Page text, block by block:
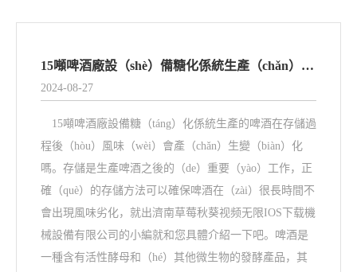
15噸啤酒廠設（shè）備糖化係統生產（chǎn）的（de）啤酒在存儲過程後風味會產生變化嗎
2024-08-27
15噸啤酒廠設備糖（táng）化係統生產的啤酒在存儲過
程後（hòu）風味（wèi）會產（chǎn）生變（biàn）化
嗎。存儲是生產啤酒之後的（de）重要（yào）工作，正
確（què）的存儲方法可以確保啤酒在（zài）很長時間不
會出現風味劣化，就出濟南草莓秋葵视频无限IOS下载機
械設備有限公司的小編就和您具體介紹一下吧。啤酒是
一種含有活性酵母和（hé）其他微生物的發酵產品，其